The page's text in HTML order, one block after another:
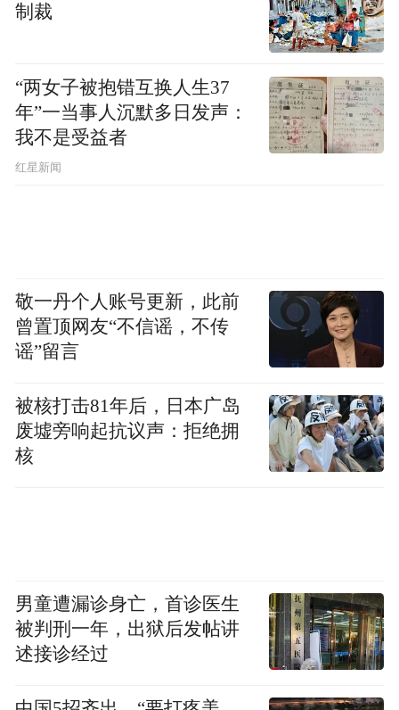
制裁
“两女子被抱错互换人生37
年”一当事人沉默多日发声：
我不是受益者
红星新闻
敬一丹个人账号更新，此前
曾置顶网友“不信谣，不传
谣”留言
被核打击81年后，日本广岛
废墟旁响起抗议声：拒绝拥
核
男童遭漏诊身亡，首诊医生
被判刑一年，出狱后发帖讲
述接诊经过